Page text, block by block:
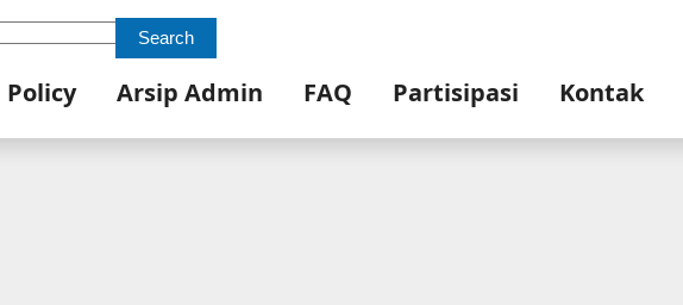
Search
Policy Arsip Admin FAQ Partisipasi Kontak